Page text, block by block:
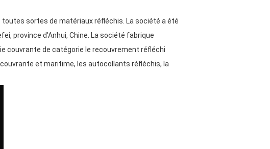
toutes sortes de matériaux réfléchis. La société a été
province d'Anhui, Chine. La société fabrique
couvrante de catégorie le recouvrement réfléchi
et maritime, les autocollants réfléchis, la